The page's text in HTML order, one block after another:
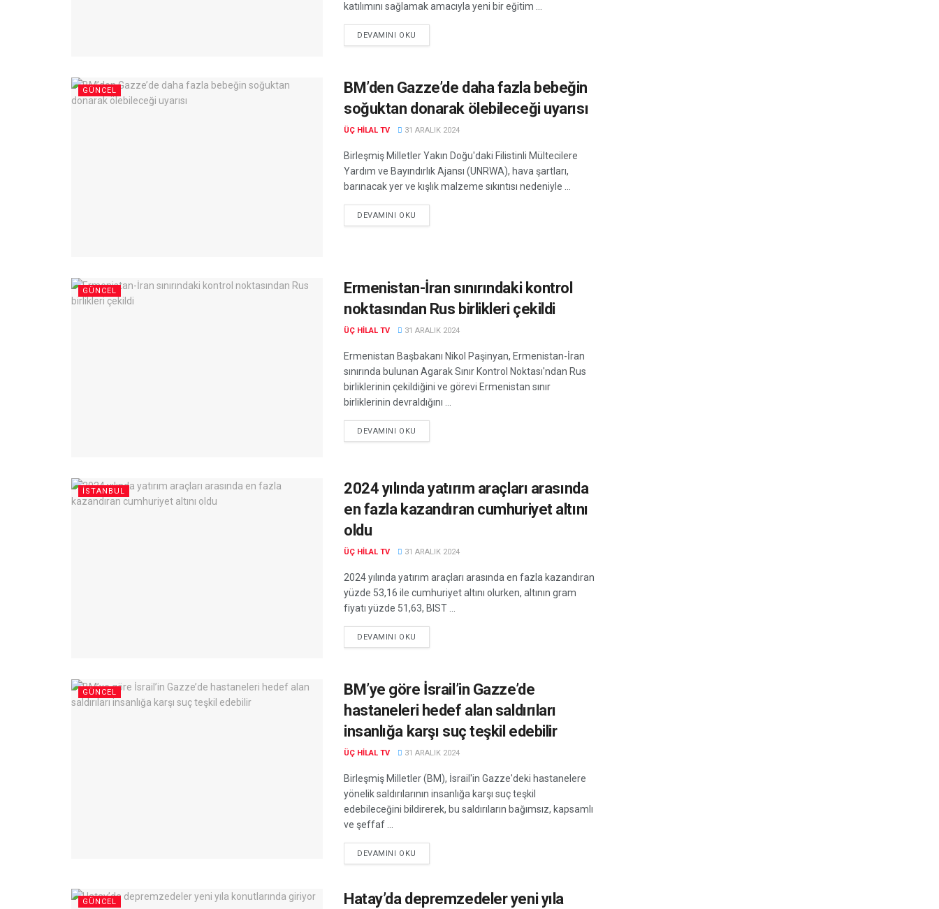
katılımını sağlamak amacıyla yeni bir eğitim ...
DEVAMINI OKU
GÜNCEL
BM’den Gazze’de daha fazla bebeğin
soğuktan donarak ölebileceği uyarısı
ÜÇ HILAL TV 31 ARALIK 2024
Birleşmiş Milletler Yakın Doğu'daki Filistinli Mültecilere
Yardım ve Bayındırlık Ajansı (UNRWA), hava şartları,
barınacak yer ve kışlık malzeme sıkıntısı nedeniyle ...
DEVAMINI OKU
GÜNCEL
Ermenistan-İran sınırındaki kontrol
noktasından Rus birlikleri çekildi
ÜÇ HILAL TV 31 ARALIK 2024
Ermenistan Başbakanı Nikol Paşinyan, Ermenistan-İran
sınırında bulunan Agarak Sınır Kontrol Noktası'ndan Rus
birliklerinin çekildiğini ve görevi Ermenistan sınır
birliklerinin devraldığını ...
DEVAMINI OKU
İSTANBUL
2024 yılında yatırım araçları arasında
en fazla kazandıran cumhuriyet altını
oldu
ÜÇ HILAL TV 31 ARALIK 2024
2024 yılında yatırım araçları arasında en fazla kazandıran
yüzde 53,16 ile cumhuriyet altını olurken, altının gram
fiyatı yüzde 51,63, BIST ...
DEVAMINI OKU
GÜNCEL
BM’ye göre İsrail’in Gazze’de
hastaneleri hedef alan saldırıları
insanlığa karşı suç teşkil edebilir
ÜÇ HILAL TV 31 ARALIK 2024
Birleşmiş Milletler (BM), İsrail'in Gazze'deki hastanelere
yönelik saldırılarının insanlığa karşı suç teşkil
edebileceğini bildirerek, bu saldırıların bağımsız, kapsamlı
ve şeffaf ...
DEVAMINI OKU
GÜNCEL Hatay’da depremzedeler yeni yıla